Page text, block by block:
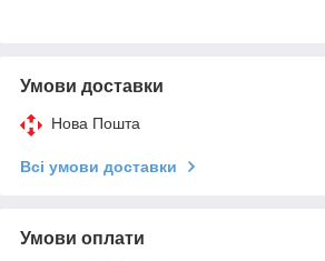
Умови доставки
Нова Пошта
Всі умови доставки
Умови оплати